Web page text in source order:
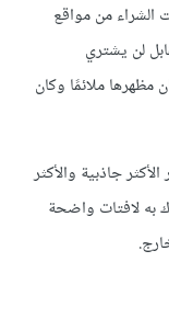
الشراء من مواقع
لن يشتري
مظهرها ملائمًا وكان
جاذبية والأكثر
به لافتات واضحة